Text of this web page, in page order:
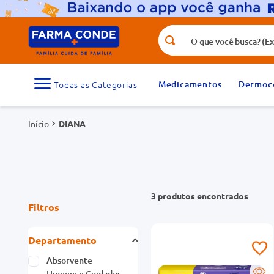
O que você busca? (Ex.: vitamina,
Medicamentos
DIANA
Filtros
Departamento
Absorvente
3 produtos
Termos mais buscados
1
medicamento